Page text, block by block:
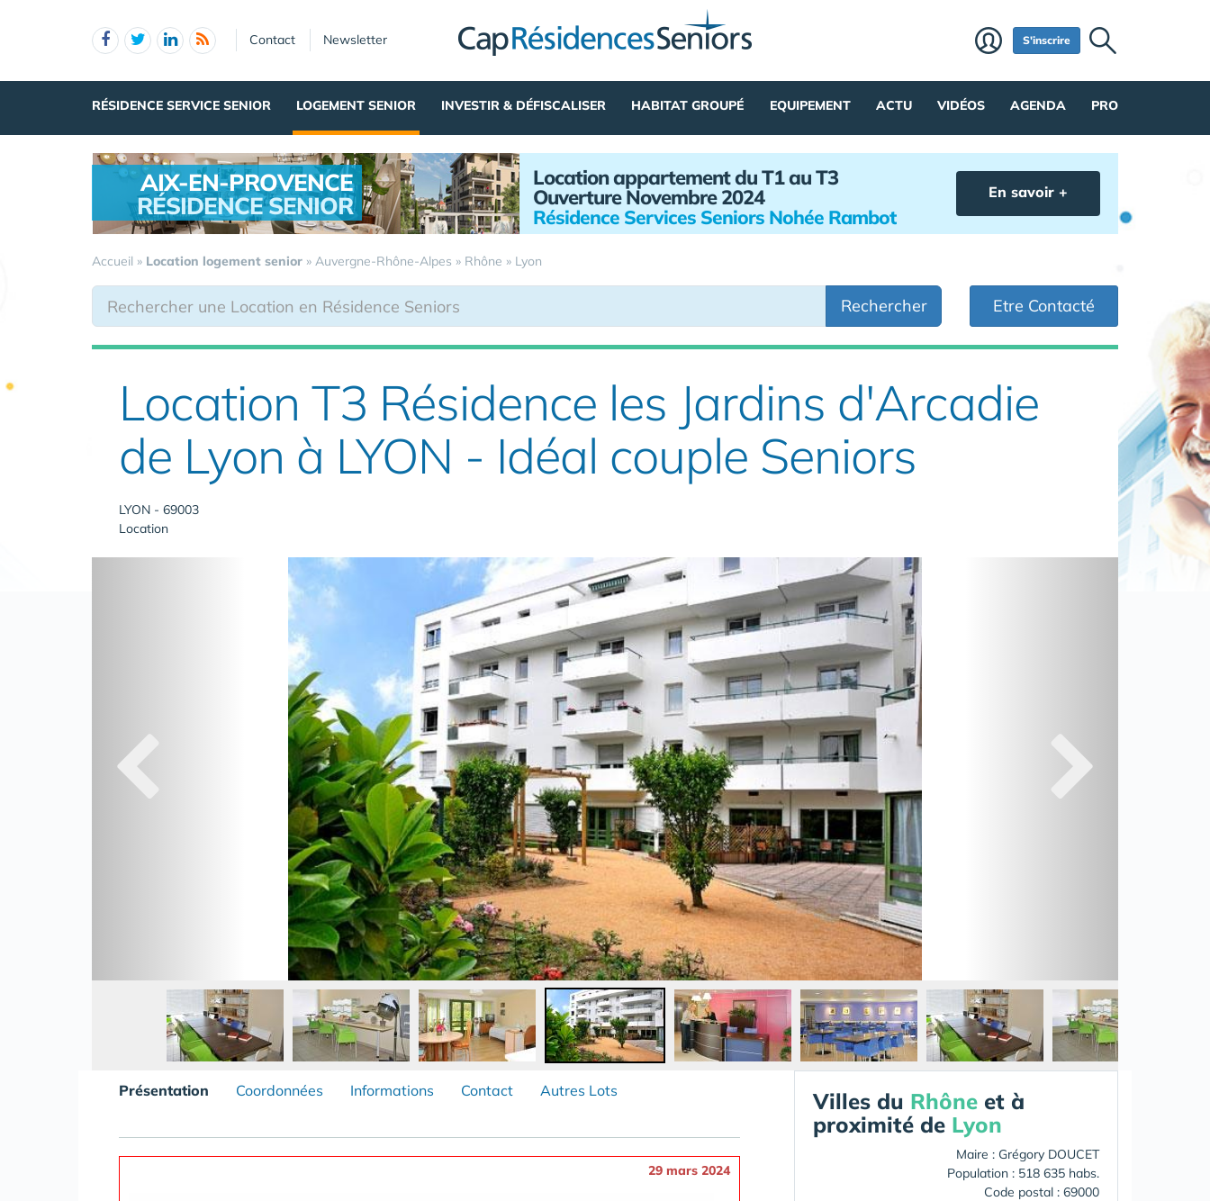
Contact Newsletter S'inscrire
RÉSIDENCE SERVICE SENIOR LOGEMENT SENIOR INVESTIR & DÉFISCALISER HABITAT GROUPÉ EQUIPEMENT ACTU VIDÉOS AGENDA PRO
AIX-EN-PROVENCE
RÉSIDENCE SENIOR
Location appartement du T1 au T3
Ouverture Novembre 2024
Résidence Services Seniors Nohée Rambot
En savoir +
Accueil » Location logement senior » Auvergne-Rhône-Alpes » Rhône » Lyon
Rechercher Etre Contacté
Location T3 Résidence les Jardins d'Arcadie
de Lyon à LYON - Idéal couple Seniors
LYON - 69003
Location
Présentation Coordonnées Informations Contact Autres Lots
29 mars 2024
Villes du Rhône et à
proximité de Lyon
Maire : Grégory DOUCET
Population : 518 635 habs.
Code postal : 69000